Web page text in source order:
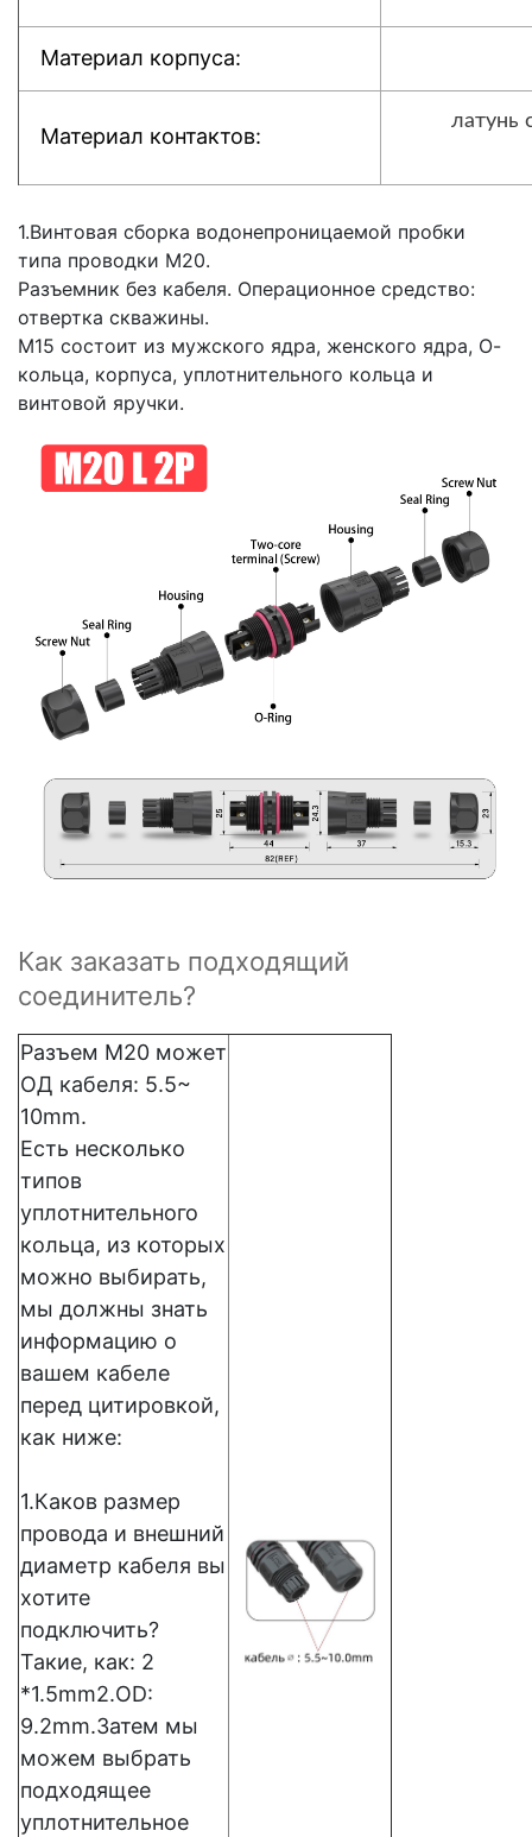
Материал корпуса:
Материал контактов:
латунь
1.Винтовая сборка водонепроницаемой пробки
типа проводки M20.
Разъемник без кабеля. Операционное средство:
отвертка скважины.
M15 состоит из мужского ядра, женского ядра, О-
кольца, корпуса, уплотнительного кольца и
винтовой яручки.
Как заказать подходящий
соединитель?
Разъем M20 может
ОД кабеля: 5.5~
10mm.
Есть несколько
типов
уплотнительного
кольца, из которых
можно выбирать,
мы должны знать
информацию о
вашем кабеле
перед цитировкой,
как ниже:
1.Каков размер
провода и внешний
диаметр кабеля вы
хотите
подключить?
Такие, как: 2
*1.5mm2.OD:
9.2mm.Затем мы
можем выбрать
подходящее
уплотнительное